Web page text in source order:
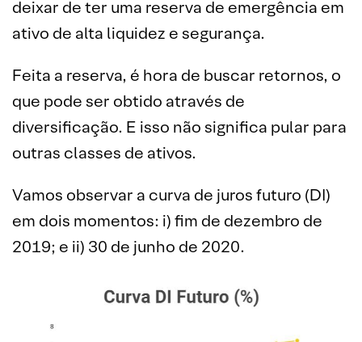
deixar de ter uma reserva de emergência em
ativo de alta liquidez e segurança.
Feita a reserva, é hora de buscar retornos, o
que pode ser obtido através de
diversificação. E isso não significa pular para
outras classes de ativos.
Vamos observar a curva de juros futuro (DI)
em dois momentos: i) fim de dezembro de
2019; e ii) 30 de junho de 2020.